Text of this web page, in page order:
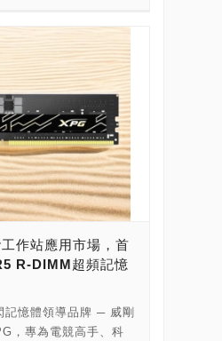
）工作。 記憶體模組
、AMD推出HEDT高階
的同時，推出了最強大
RDIMM（反叛者專
組）。目前主要應用
3400 系列、AMD
7000 / Ryzen
系列HEDT高階桌機、
相容於Intel第四、五代
AMD EPYC 8004、
Pro RDIMM，通
，能以超頻的性能在
揮最強的記憶體性
Intel最強的Xeon w9-
W790平台，來看看
憶體模組業者、電競周
然為美國品牌，但主要
據點，也設立在台灣。
市都設有據點，台灣是
是在台灣的員工，目前
在大部分的海盜船產
到「Made In Taiwan」
球員工達到2,140人，
入為 3.254 億美元，毛
毛利率為 25.5%，算是
競市場中的名列前茅佼
盜船記憶體模組，則是
，擁有豐富的規格與
頻記憶體模組領導品
模組」是從2023年初
星科技突然發佈了新
作站平台是絕佳的選
頂級AI PC的話，
主機板，最高階可以安
Ryzen Threadripper
記憶體最強可以擴充到
不約而同的，Intel
安裝最高階56核心112
處理器或60核心120執
理器，記憶體最強可以
容量。 要讓AI PC發
憶體非得要4、8記憶體
OC R-DIMM，安裝到
購DDR5 OC R-
牌，系出名門，用料
靠」，還要相容
，提升到最大容量，終
作站應用市場，首
R-DIMM超頻記憶
記憶體領導品牌 ─ 威剛
，專為電競高手、科